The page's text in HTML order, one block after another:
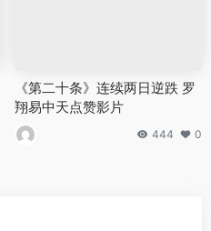
《第二十条》连续两日逆跌 罗
翔易中天点赞影片
444 0